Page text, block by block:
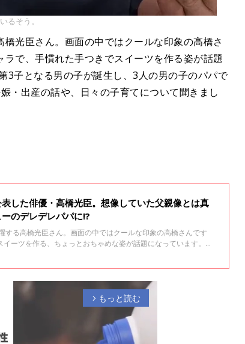
るそう。
光臣さん。画面の中ではクールな印象の高橋さ
ラで、手慣れた手つきでスイーツを作る姿が話題
3子となる男の子が誕生し、3人の男の子のパパで
・出産の話や、日々の子育てについて聞きまし
した俳優・高橋光臣。想像していた父親像とは真
のデレデレパパに!?
する高橋光臣さん。画面の中ではクールな印象の高橋さんです
ーツを作る、ちょっとおちゃめな姿が話題になっています。さ
arrow_forward_ios もっと読む